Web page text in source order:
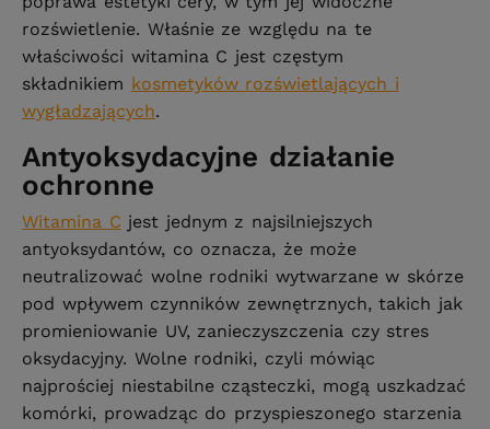
rozświetlenie. Właśnie ze względu na te
właściwości witamina C jest częstym
składnikiem kosmetyków rozświetlających i
wygładzających.
Antyoksydacyjne działanie
ochronne
Witamina C jest jednym z najsilniejszych
antyoksydantów, co oznacza, że może
neutralizować wolne rodniki wytwarzane w skórze
pod wpływem czynników zewnętrznych, takich jak
promieniowanie UV, zanieczyszczenia czy stres
oksydacyjny. Wolne rodniki, czyli mówiąc
najprościej niestabilne cząsteczki, mogą uszkadzać
komórki, prowadząc do przyspieszonego starzenia